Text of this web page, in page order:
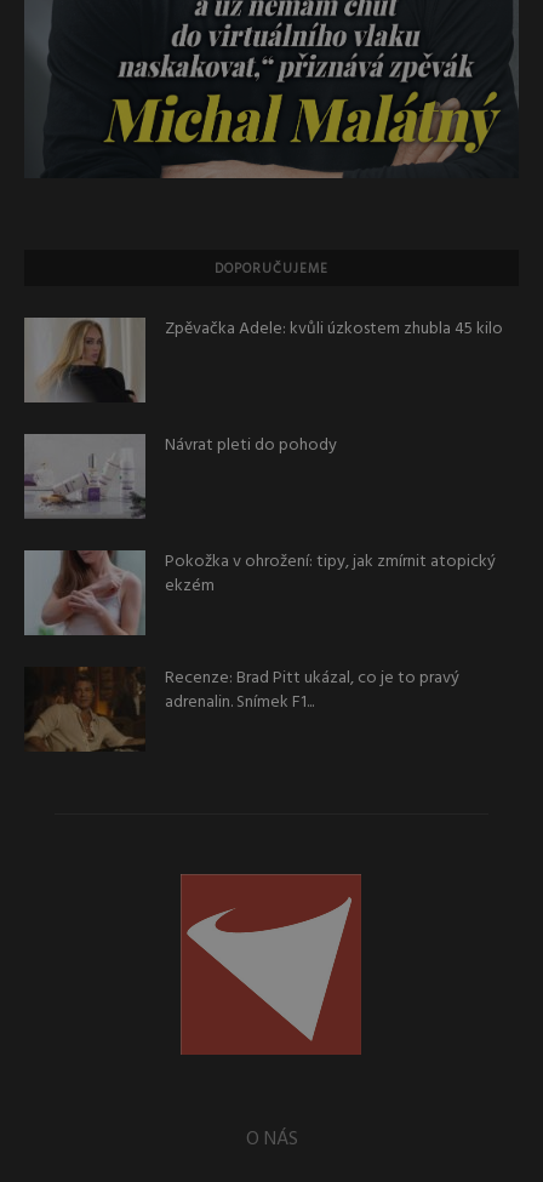
DOPORUČUJEME
Zpěvačka Adele: kvůli úzkostem zhubla 45 kilo
Návrat pleti do pohody
Pokožka v ohrožení: tipy, jak zmírnit atopický
ekzém
Recenze: Brad Pitt ukázal, co je to pravý
adrenalin. Snímek F1...
O NÁS